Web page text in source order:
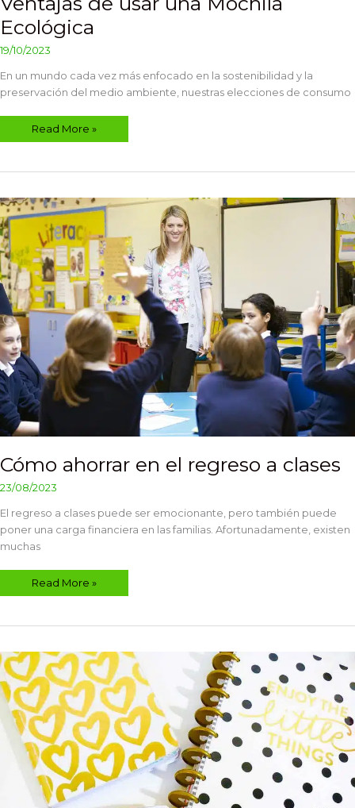
Ecológica
19/10/2023
En un mundo cada vez más enfocado en la sostenibilidad y la
preservación del medio ambiente, nuestras elecciones de consumo
Read More »
Cómo ahorrar en el regreso a clases
23/08/2023
El regreso a clases puede ser emocionante, pero también puede
poner una carga financiera en las familias. Afortunadamente, existen
muchas
Cómo
ahorrar
en
el
regreso
a
clases
Read More »
Cómo
crear
un
Bullet
Journal